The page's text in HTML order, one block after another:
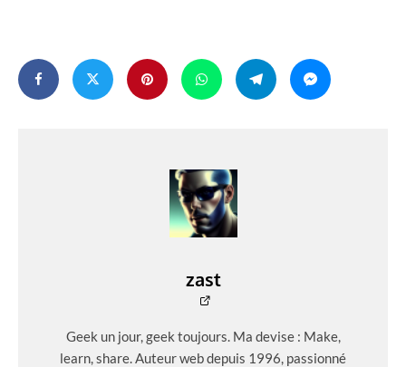
zast
Geek un jour, geek toujours. Ma devise : Make,
learn, share. Auteur web depuis 1996, passionné